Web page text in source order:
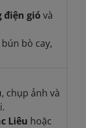
điện gió và
bò cay,
, chụp ảnh và
Liêu hoặc